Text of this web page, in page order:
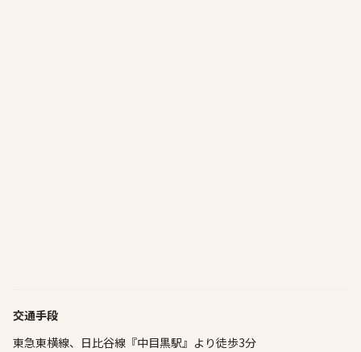
交通手段
東急東横線、日比谷線『中目黒駅』より徒歩3分